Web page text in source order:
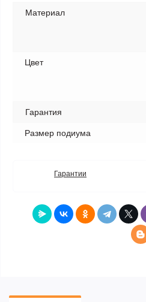
Материал
Цвет
Гарантия
Размер подиума
Гарантии